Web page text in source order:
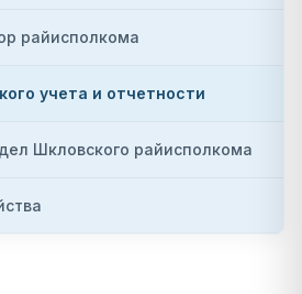
райисполкома
учета и отчетности
Шкловского райисполкома